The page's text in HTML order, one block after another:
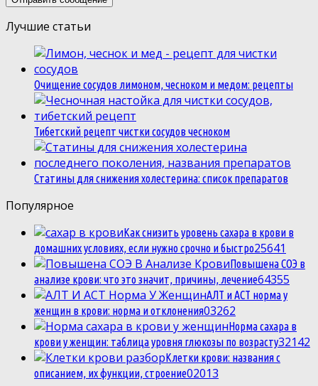
Лучшие статьи
Очищение сосудов лимоном, чесноком и медом: рецепты
Тибетский рецепт чистки сосудов чесноком
Статины для снижения холестерина: список препаратов
Популярное
Как снизить уровень сахара в крови в
домашних условиях, если нужно срочно и быстро25641
Повышена СОЭ в
анализе крови: что это значит, причины, лечение64355
АЛТ и АСТ норма у
женщин в крови: норма и отклонения03262
Норма сахара в
крови у женщин: таблица уровня глюкозы по возрасту32142
Клетки крови: названия с
описанием, их функции, строение02013